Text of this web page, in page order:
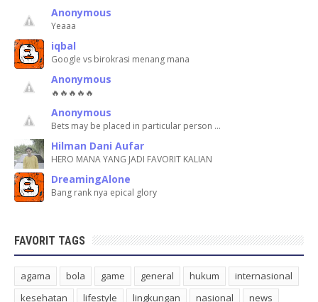
Anonymous
Yeaaa
iqbal
Google vs birokrasi menang mana
Anonymous
🔥🔥🔥🔥🔥
Anonymous
Bets may be placed in particular person …
Hilman Dani Aufar
HERO MANA YANG JADI FAVORIT KALIAN
DreamingAlone
Bang rank nya epical glory
FAVORIT TAGS
agama bola game general hukum
internasional
kesehatan
lifestyle lingkungan nasional
news